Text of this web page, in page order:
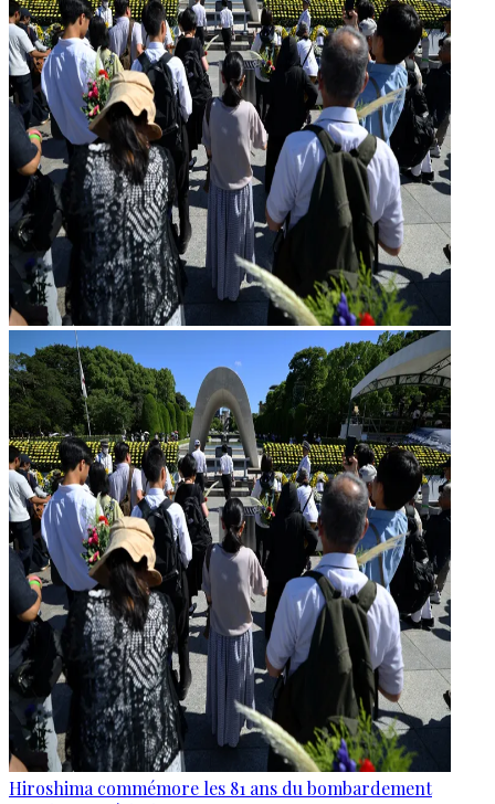
Hiroshima commémore les 81 ans du bombardement